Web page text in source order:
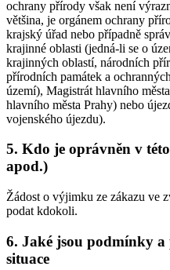
ochrany přírody však není
většina, je orgánem ochrany
krajský úřad nebo případně
krajinné oblasti (jedná-li se o
krajinných oblastí, národních
přírodních památek a
území), Magistrát hlavního
hlavního města Prahy) nebo
vojenského újezdu).
5. Kdo je oprávněn v
apod.)
Žádost o výjimku ze zákazu ve
podat kdokoli.
6. Jaké jsou podmínky
situace